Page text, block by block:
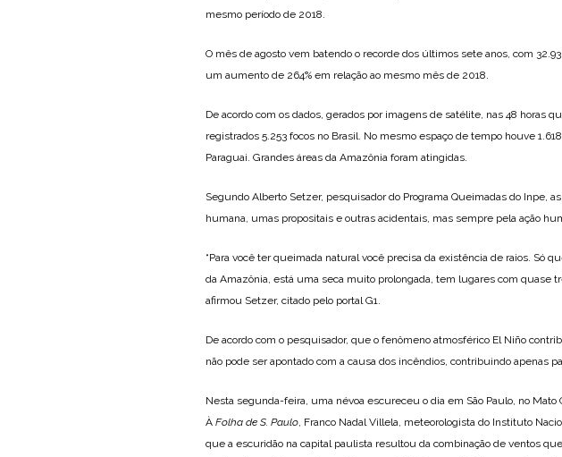
mesmo período de 2018.
O mês de agosto vem batendo o recorde dos últimos sete anos, com
um aumento de 264% em relação ao mesmo mês de 2018.
De acordo com os dados, gerados por imagens de satélite, nas 48 horas
registrados 5.253 focos no Brasil. No mesmo espaço de tempo houve
Paraguai. Grandes áreas da Amazônia foram atingidas.
Segundo Alberto Setzer, pesquisador do Programa Queimadas do Inpe,
humana, umas propositais e outras acidentais, mas sempre pela ação
“Para você ter queimada natural você precisa da existência de raios. Só
da Amazônia, está uma seca muito prolongada, tem lugares com quase
afirmou Setzer, citado pelo portal G1.
De acordo com o pesquisador, que o fenômeno atmosférico El Niño
não pode ser apontado com a causa dos incêndios, contribuindo apenas
Nesta segunda-feira, uma névoa escureceu o dia em São Paulo, no Mato
À Folha de S. Paulo , Franco Nadal Villela, meteorologista do Instituto
que a escuridão na capital paulista resultou da combinação de ventos